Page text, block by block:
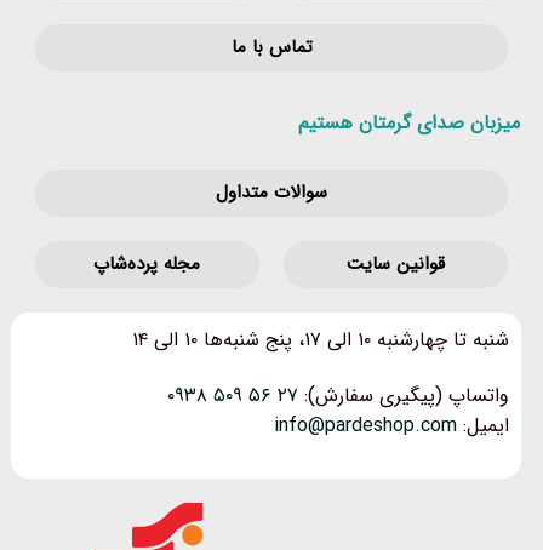
تماس با ما
میزبان صدای گرمتان هستیم
سوالات متداول
قوانین‌ سایت مجله پرده‌شاپ
شنبه تا چهارشنبه ۱۰ الی ۱۷، پنج شنبه‌ها ۱۰ الی ۱۴
واتساپ (پیگیری سفارش): ۲۷ ۵۶ ۵۰۹ ۰۹۳۸
ایمیل: info@pardeshop.com